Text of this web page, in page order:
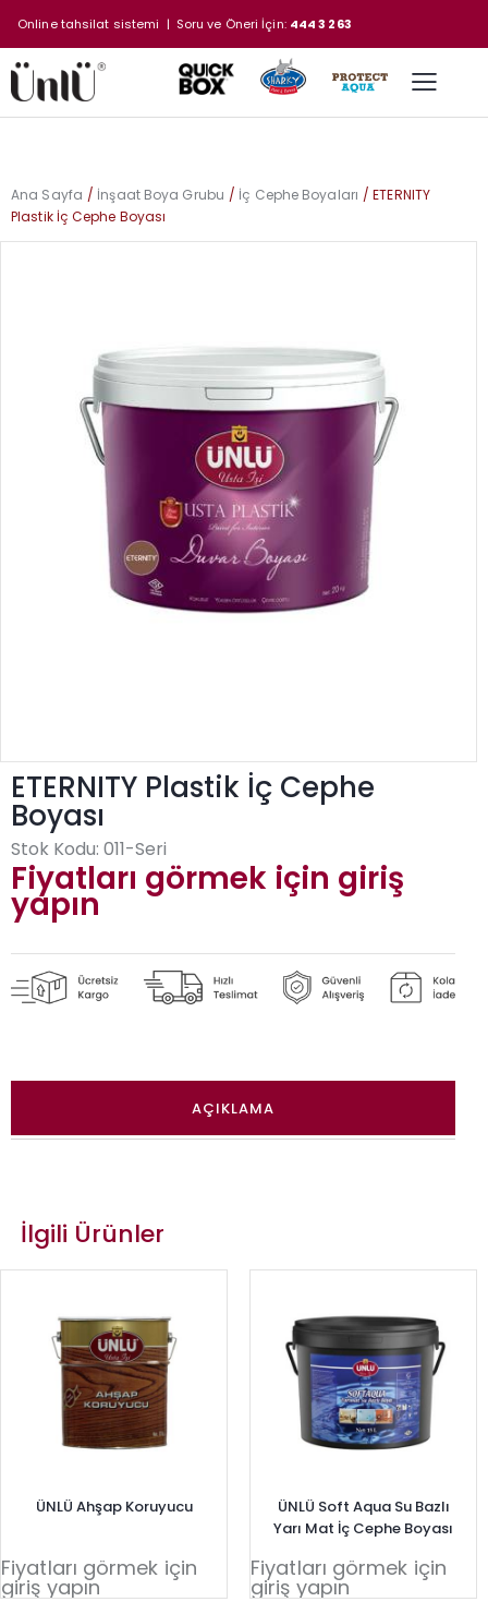
Online tahsilat sistemi | Soru ve Öneri İçin: 444 3 263
Ana Sayfa İnşaat Boya Grubu İç Cephe Boyaları
ETERNITY
Plastik İç Cephe Boyası
ETERNITY Plastik İç Cephe
Boyası
Stok Kodu: 011-Seri
Fiyatları görmek için giriş
yapın
AÇIKLAMA
İlgili Ürünler
ÜNLÜ Ahşap Koruyucu
Fiyatları görmek için
giriş yapın
ÜNLÜ Soft Aqua Su Bazlı
Yarı Mat İç Cephe Boyası
Fiyatları görmek için
giriş yapın